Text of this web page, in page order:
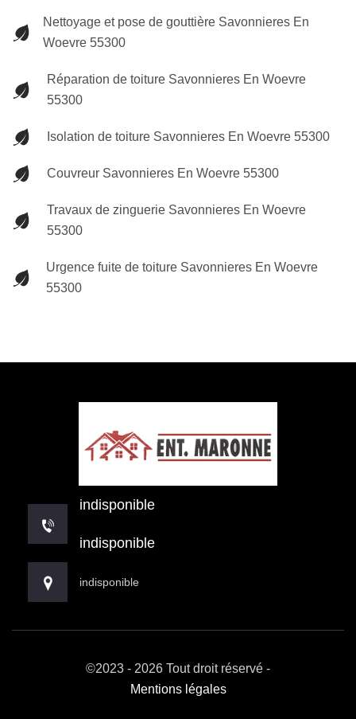
Nettoyage et pose de gouttière Savonnieres En
Woevre 55300
Réparation de toiture Savonnieres En Woevre
55300
Isolation de toiture Savonnieres En Woevre 55300
Couvreur Savonnieres En Woevre 55300
Travaux de zinguerie Savonnieres En Woevre
55300
Urgence fuite de toiture Savonnieres En Woevre
55300
indisponible
indisponible
indisponible
©2023 - 2026 Tout droit réservé -
Mentions légales